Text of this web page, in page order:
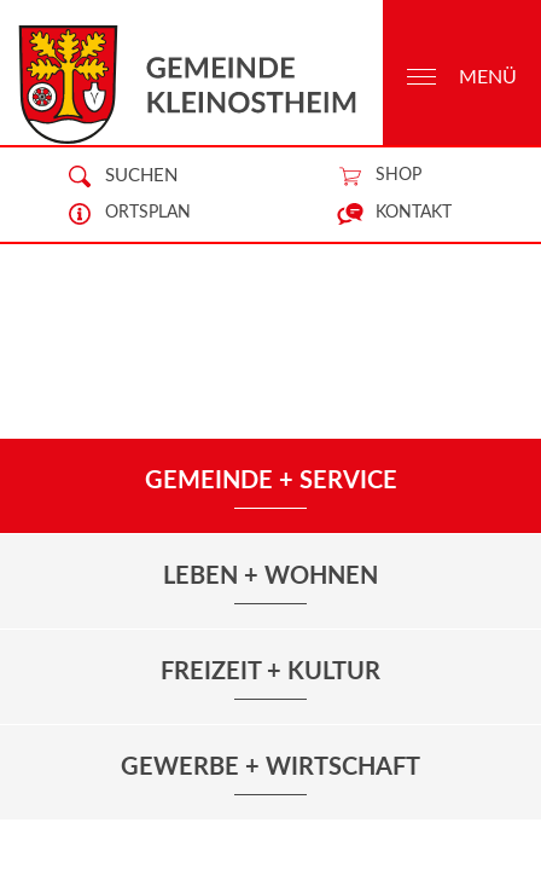
SUCHEN SHOP
ORTSPLAN KONTAKT
MENÜ
GEMEINDE + SERVICE
LEBEN + WOHNEN
FREIZEIT + KULTUR
GEWERBE + WIRTSCHAFT